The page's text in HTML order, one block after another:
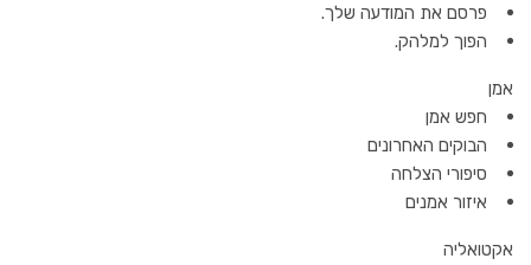
פרסם את המודעה שלך.
הפוך למלהק.
אמן
חפש אמן
הבוקים האחרונים
סיפורי הצלחה
איזור אמנים
אקטואליה